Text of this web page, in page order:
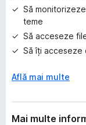
u
r
i
Să
teme
Să acceseze
Să îți acceseze
Află mai multe
Mai multe